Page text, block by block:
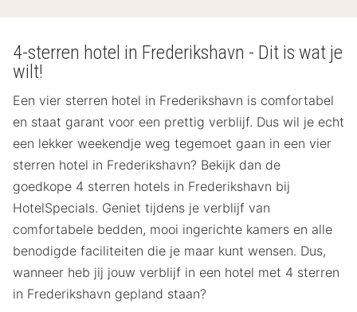
4-sterren hotel in Frederikshavn - Dit is wat je
wilt!
Een vier sterren hotel in Frederikshavn is comfortabel
en staat garant voor een prettig verblijf. Dus wil je echt
een lekker weekendje weg tegemoet gaan in een vier
sterren hotel in Frederikshavn? Bekijk dan de
goedkope 4 sterren hotels in Frederikshavn bij
HotelSpecials. Geniet tijdens je verblijf van
comfortabele bedden, mooi ingerichte kamers en alle
benodigde faciliteiten die je maar kunt wensen. Dus,
wanneer heb jij jouw verblijf in een hotel met 4 sterren
in Frederikshavn gepland staan?